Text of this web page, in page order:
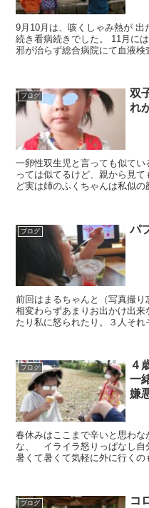
9月10月は、咳くしゃみ熱が 出たり下がったりで、咳き込み→嘔吐も
続き看病続きでした。 11月にはふくちゃんが膀胱炎 まるちゃんは風
邪が治らず総合病院にて血液検
ブログ
双
れ
一卵性双生児と言っても似て
っては似てるけど、親から見
ど実は姉のふくちゃんは私似
ブログ パ
前回はまるちゃんと（写真撮り
相変わらずあまりお出かけ出
たり私に怒られたり。３人それ
ブログ
４
一
嫌
春休みはここまで辛いと思わ
な、 イライラ怒りっぱなし自
暑くて暑くて気軽に外に行く
ブログ コ